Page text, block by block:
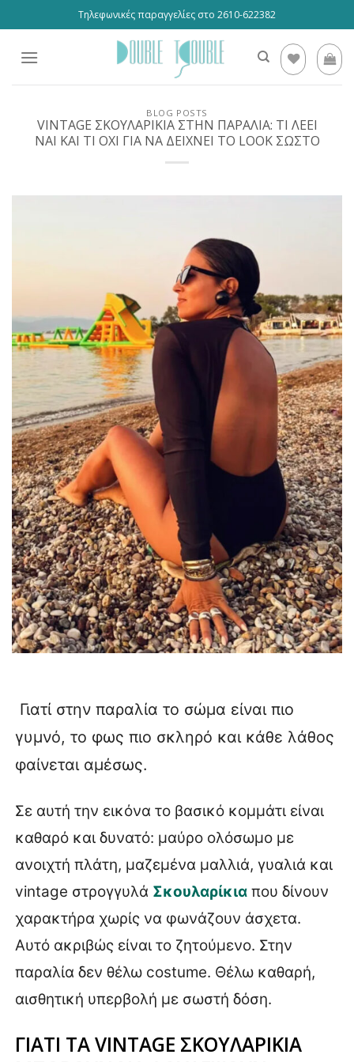
to
Τηλεφωνικές παραγγελίες στο 2610-622382
BLOG POSTS
VINTAGE ΣΚΟΥΛΑΡΙΚΙΑ ΣΤΗΝ ΠΑΡΑΛΙΑ: ΤΙ ΛΕΕΙ
ΝΑΙ ΚΑΙ ΤΙ ΟΧΙ ΓΙΑ ΝΑ ΔΕΙΧΝΕΙ ΤΟ LOOK ΣΩΣΤΟ
Γιατί στην παραλία το σώμα είναι πιο
γυμνό, το φως πιο σκληρό και κάθε λάθος
φαίνεται αμέσως.
Σε αυτή την εικόνα το βασικό κομμάτι είναι
καθαρό και δυνατό: μαύρο ολόσωμο με
ανοιχτή πλάτη, μαζεμένα μαλλιά, γυαλιά και
vintage στρογγυλά Σκουλαρίκια που δίνουν
χαρακτήρα χωρίς να φωνάζουν άσχετα.
Αυτό ακριβώς είναι το ζητούμενο. Στην
παραλία δεν θέλω costume. Θέλω καθαρή,
αισθητική υπερβολή με σωστή δόση.
ΓΙΑΤΙ ΤΑ VINTAGE ΣΚΟΥΛΑΡΙΚΙΑ